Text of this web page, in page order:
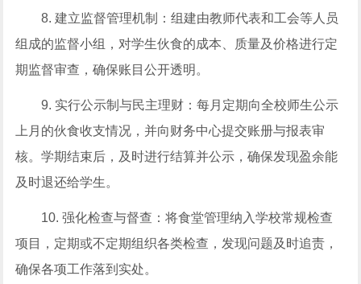
8. 建立监督管理机制：组建由教师代表和工会等人员
组成的监督小组，对学生伙食的成本、质量及价格进行定
期监督审查，确保账目公开透明。
9. 实行公示制与民主理财：每月定期向全校师生公示
上月的伙食收支情况，并向财务中心提交账册与报表审
核。学期结束后，及时进行结算并公示，确保发现盈余能
及时退还给学生。
10. 强化检查与督查：将食堂管理纳入学校常规检查
项目，定期或不定期组织各类检查，发现问题及时追责，
确保各项工作落到实处。